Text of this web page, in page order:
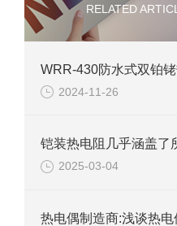
RELATED
2024-11-26
2025-03-04